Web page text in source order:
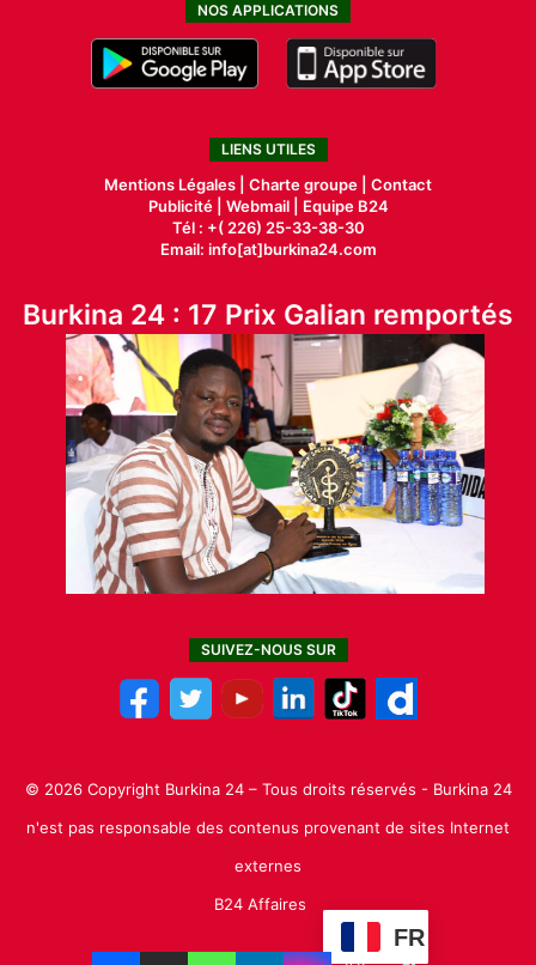
NOS APPLICATIONS
LIENS UTILES
Mentions Légales | Charte groupe | Contact
Publicité| Webmail |
Equipe B24
Tél : +( 226) 25-33-38-30
Email: info[at]burkina24.com
Burkina 24 : 17 Prix Galian remportés
SUIVEZ-NOUS SUR
© 2026 Copyright Burkina 24 – Tous droits réservés - Burkina 24
n'est pas responsable des contenus provenant de sites Internet
externes
B24 Affaires
FR